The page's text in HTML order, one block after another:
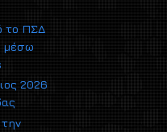
το ΠΣΔ
μέσω
2026